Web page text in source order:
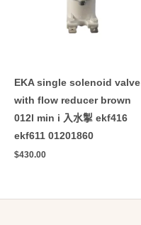
EKA single solenoid valve
with flow reducer brown
012l min i 入水掣 ekf416
ekf611 01201860
$430.00